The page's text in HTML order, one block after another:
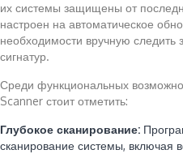
их системы защищены от
настроен на автоматическое
необходимости вручную следить
сигнатур.
Среди функциональных
Scanner стоит отметить:
Глубокое сканирование:
сканирование системы, включая